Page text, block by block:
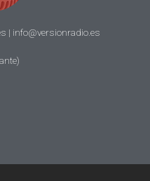
| info@versionradio.es